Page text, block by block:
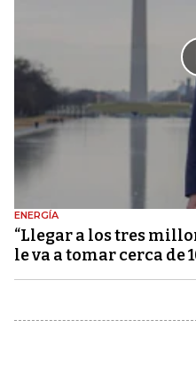
ENERGÍA
“Llegar a los tres
le va a tomar cerca de